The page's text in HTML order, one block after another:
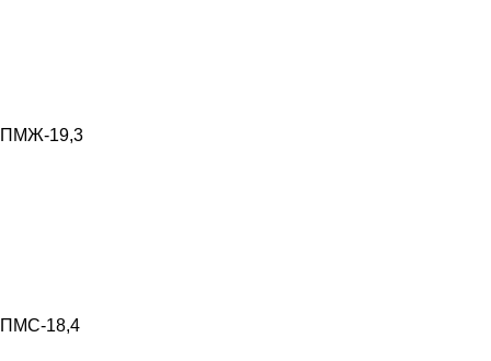
ПМЖ-19,3
ПМС-18,4